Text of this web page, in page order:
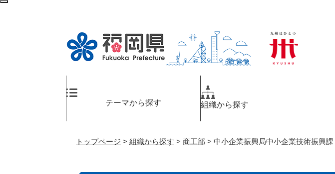
ペ
テーマから探す 組織から探す
トップページ > 組織から探す > 商工部 > 中小企業振興局中小企業技術振興課